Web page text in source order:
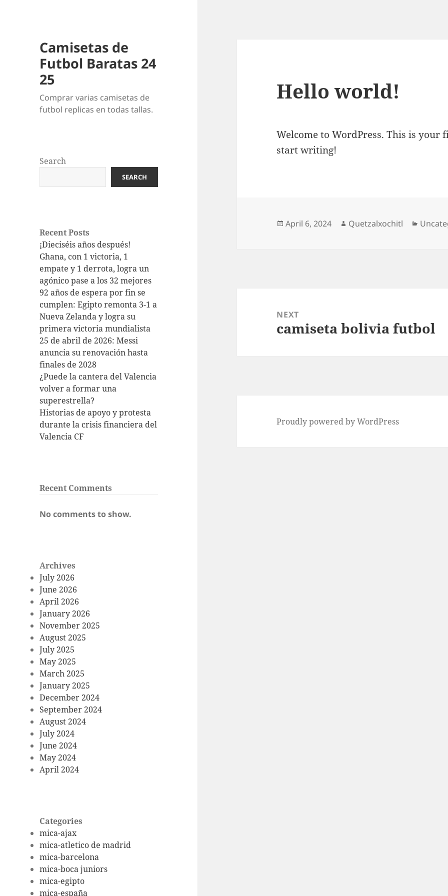
Camisetas de
Futbol Baratas 24
25
Comprar varias camisetas de
futbol replicas en todas tallas.
Search
SEARCH
Recent Posts
¡Dieciséis años después!
Ghana, con 1 victoria, 1
empate y 1 derrota, logra un
agónico pase a los 32 mejores
92 años de espera por fin se
cumplen: Egipto remonta 3-1 a
Nueva Zelanda y logra su
primera victoria mundialista
25 de abril de 2026: Messi
anuncia su renovación hasta
finales de 2028
¿Puede la cantera del Valencia
volver a formar una
superestrella?
Historias de apoyo y protesta
durante la crisis financiera del
Valencia CF
Recent Comments
No comments to show.
Archives
July 2026
June 2026
April 2026
January 2026
November 2025
August 2025
July 2025
May 2025
March 2025
January 2025
December 2024
September 2024
August 2024
July 2024
June 2024
May 2024
April 2024
Categories
mica-ajax
mica-atletico de madrid
mica-barcelona
mica-boca juniors
mica-egipto
mica-españa
Hello world!
Welcome to WordPress. This is
start writing!
Posted
April 6, 2024 Author
Quetzalxochitl
navigation
NEXT
Next
camiseta bolivia futbol
Proudly powered by WordPress